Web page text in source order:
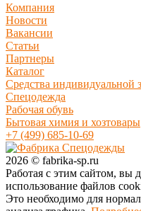
Компания
Новости
Вакансии
Статьи
Партнеры
Каталог
Средства индивидуальной
Спецодежда
Рабочая обувь
Бытовая химия и хозтовары
+7 (499) 685-10-69
2026 © fabrika-sp.ru
Работая с этим сайтом, вы
использование файлов
Это необходимо для